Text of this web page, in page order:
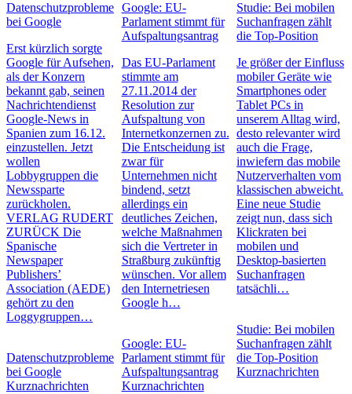
Datenschutzprobleme
bei Google
Erst kürzlich sorgte
Google für Aufsehen,
als der Konzern
bekannt gab, seinen
Nachrichtendienst
Google-News in
Spanien zum 16.12.
einzustellen. Jetzt
wollen
Lobbygruppen die
Newssparte
zurückholen.
VERLAG RUDERT
ZURÜCK Die
Spanische
Newspaper
Publishers’
Association (AEDE)
gehört zu den
Loggygruppen…
Datenschutzprobleme
bei Google
Kurznachrichten
Google: EU-
Parlament stimmt für
Aufspaltungsantrag
Das EU-Parlament
stimmte am
27.11.2014 der
Resolution zur
Aufspaltung von
Internetkonzernen zu.
Die Entscheidung ist
zwar für
Unternehmen nicht
bindend, setzt
allerdings ein
deutliches Zeichen,
welche Maßnahmen
sich die Vertreter in
Straßburg zukünftig
wünschen. Vor allem
den Internetriesen
Google h…
Google: EU-
Parlament stimmt für
Aufspaltungsantrag
Kurznachrichten
Studie: Bei mobilen
Suchanfragen zählt
die Top-Position
Je größer der Einfluss
mobiler Geräte wie
Smartphones oder
Tablet PCs in
unserem Alltag wird,
desto relevanter wird
auch die Frage,
inwiefern das mobile
Nutzerverhalten vom
klassischen abweicht.
Eine neue Studie
zeigt nun, dass sich
Klickraten bei
mobilen und
Desktop-basierten
Suchanfragen
tatsächli…
Studie: Bei mobilen
Suchanfragen zählt
die Top-Position
Kurznachrichten